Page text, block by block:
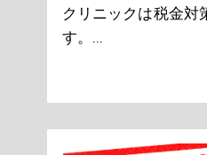
クリニックは税金対
す。...